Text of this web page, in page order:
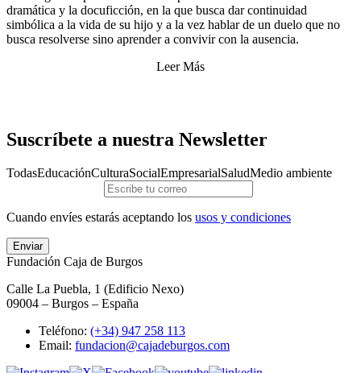
dramática y la docuficción, en la que busca dar continuidad
simbólica a la vida de su hijo y a la vez hablar de un duelo que no
busca resolverse sino aprender a convivir con la ausencia.
Leer Más
Suscríbete a nuestra Newsletter
TodasEducaciónCulturaSocialEmpresarialSaludMedio ambiente
Cuando envíes estarás aceptando los usos y condiciones
Enviar
Fundación Caja de Burgos
Calle La Puebla, 1 (Edificio Nexo)
09004 – Burgos – España
Teléfono: (+34) 947 258 113
Email: fundacion@cajadeburgos.com